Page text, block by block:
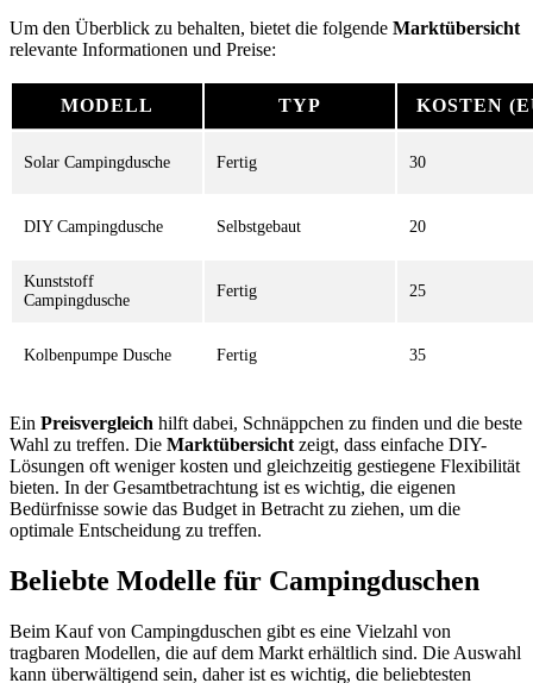
Um den Überblick zu behalten, bietet die folgende Marktübersicht
relevante Informationen und Preise:
MODELL TYP KOSTEN
Solar Campingdusche Fertig 30
DIY Campingdusche Selbstgebaut 20
Kunststoff
Campingdusche
Fertig 25
Kolbenpumpe Dusche Fertig 35
Ein Preisvergleich hilft dabei, Schnäppchen zu finden und die beste
Wahl zu treffen. Die Marktübersicht zeigt, dass einfache DIY-
Lösungen oft weniger kosten und gleichzeitig gestiegene Flexibilität
bieten. In der Gesamtbetrachtung ist es wichtig, die eigenen
Bedürfnisse sowie das Budget in Betracht zu ziehen, um die
optimale Entscheidung zu treffen.
Beliebte Modelle für Campingduschen
Beim Kauf von Campingduschen gibt es eine Vielzahl von
tragbaren Modellen, die auf dem Markt erhältlich sind. Die Auswahl
kann überwältigend sein, daher ist es wichtig, die beliebtesten